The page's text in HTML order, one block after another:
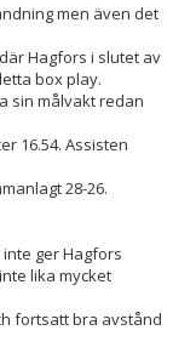
men även det
Hagfors i slutet av
box play.
sin målvakt redan
16.54. Assisten
28-26.
ger Hagfors
lika mycket
fortsatt bra avstånd